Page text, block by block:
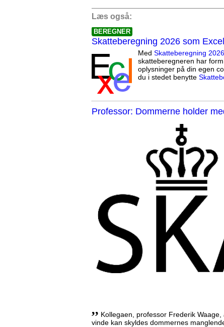
Læs også:
BEREGNER
Skatteberegning 2026 som
Med Skatteberegning 2026
skatteberegneren har
oplysninger på din egen
du i stedet benytte
Professor: Dommerne holder
,, Kollegaen, professor Frederik
vinde kan skyldes dommernes